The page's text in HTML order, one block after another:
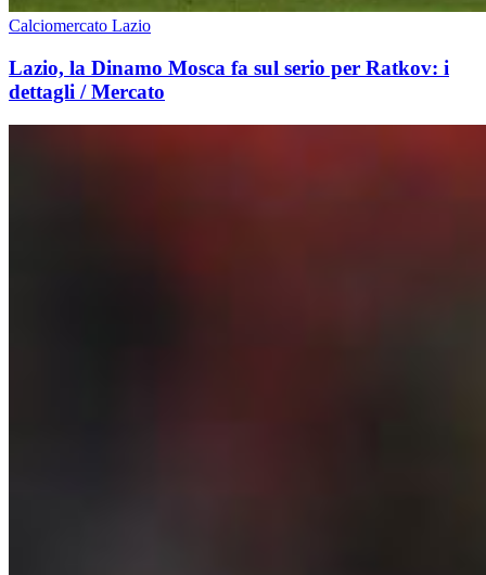
Calciomercato Lazio
Lazio, la Dinamo Mosca fa sul serio per Ratkov: i
dettagli / Mercato